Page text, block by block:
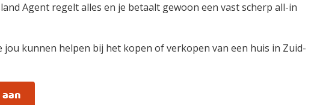
Agent regelt alles en je betaalt gewoon een vast scherp all-in
jou kunnen helpen bij het kopen of verkopen van een huis in Zuid-